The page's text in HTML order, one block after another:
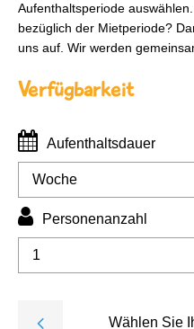
Aufenthaltsperiode
bezüglich der Mietperiode?
uns auf. Wir werden
Verfügbarkeit
Aufenthaltsdauer
Personenanzahl
Wählen Sie